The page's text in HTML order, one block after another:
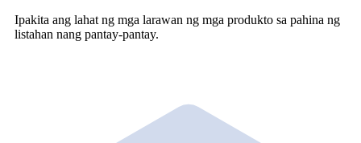
Ipakita ang lahat ng mga larawan ng mga produkto sa pahina ng
listahan nang pantay-pantay.